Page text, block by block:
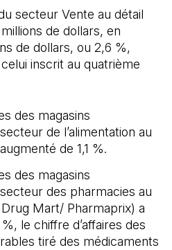
secteur Vente au détail
de dollars, en
de dollars, ou 2,6 %,
inscrit au quatrième
des magasins
de l’alimentation au
de 1,1 %.
des magasins
des pharmacies au
Mart/ Pharmaprix) a
le chiffre d’affaires des
tiré des médicaments